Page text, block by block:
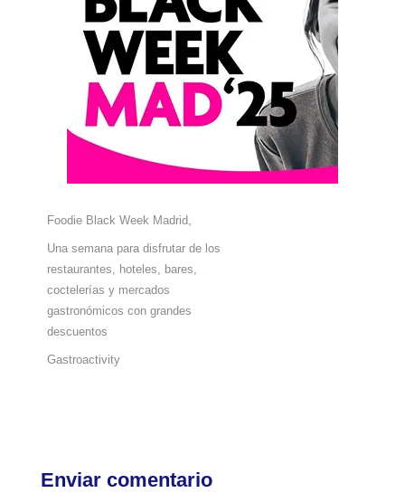
Foodie Black Week Madrid,
Una semana para disfrutar de los
restaurantes, hoteles, bares,
coctelerías y mercados
gastronómicos con grandes
descuentos
Gastroactivity
Enviar comentario